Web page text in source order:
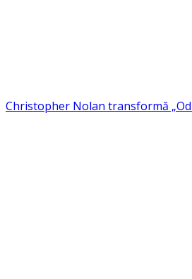
Christopher Nolan transformă